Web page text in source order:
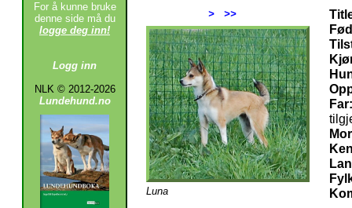
For å kunne bruke
denne side må du
logge deg inn!
Logg inn
NLK © 2012-2026
Lundehund.no
> >>
Luna
Far: